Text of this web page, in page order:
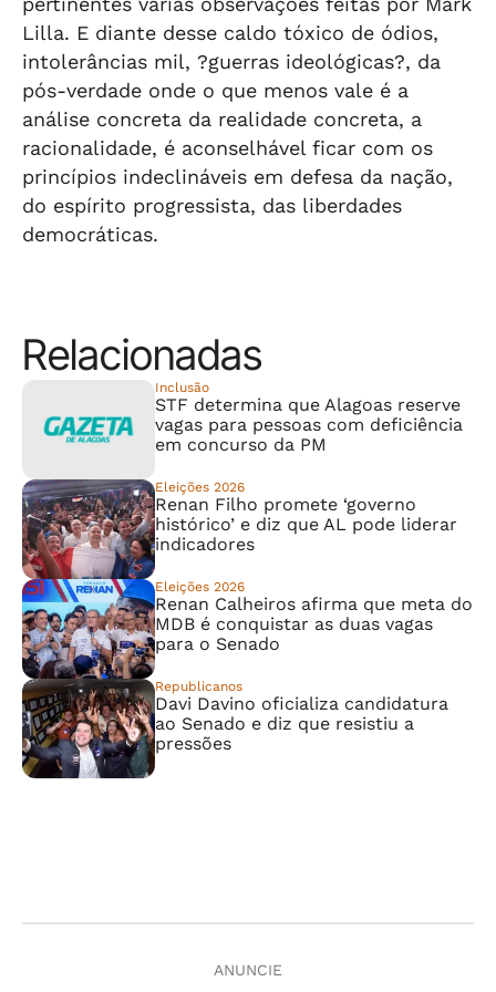
Lilla. E diante desse caldo tóxico de ódios,
intolerâncias mil, ?guerras ideológicas?, da
pós-verdade onde o que menos vale é a
análise concreta da realidade concreta, a
racionalidade, é aconselhável ficar com os
princípios indeclináveis em defesa da nação,
do espírito progressista, das liberdades
democráticas.
Relacionadas
Inclusão
STF determina que Alagoas reserve
vagas para pessoas com deficiência
em concurso da PM
Eleições 2026
Renan Filho promete ‘governo
histórico’ e diz que AL pode liderar
indicadores
Eleições 2026
Renan Calheiros afirma que meta do
MDB é conquistar as duas vagas
para o Senado
Republicanos
Davi Davino oficializa candidatura
ao Senado e diz que resistiu a
pressões
ANUNCIE